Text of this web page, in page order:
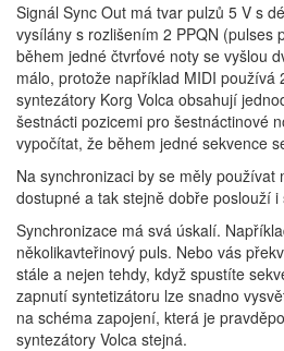
Signál Sync Out má tvar pulzů 5 V s
vysílány s rozlišením 2 PPQN (pulses
během jedné čtvrťové noty se vyšlou
málo, protože například MIDI používá
syntezátory Korg Volca obsahují
šestnácti pozicemi pro šestnáctinové
vypočítat, že během jedné sekvence
Na synchronizaci by se měly používat
dostupné a tak stejně dobře poslouží i
Synchronizace má svá úskalí.
několikavteřinový puls. Nebo vás
stále a nejen tehdy, když spustíte
zapnutí syntetizátoru lze snadno
na schéma zapojení, která je
syntezátory Volca stejná.